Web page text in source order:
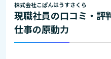
株式会社こぱんはうすさくら
現職社員の口コミ・評
仕事の原動力